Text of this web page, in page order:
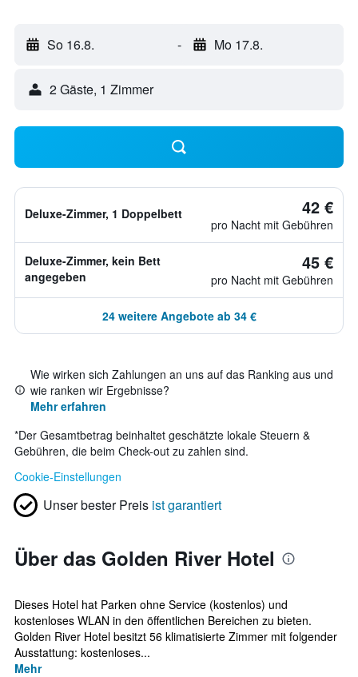
So 16.8. - Mo 17.8.
2 Gäste, 1 Zimmer
Deluxe-Zimmer, 1 Doppelbett 42 €
pro Nacht mit Gebühren
Deluxe-Zimmer, kein Bett
angegeben
45 €
pro Nacht mit Gebühren
24 weitere Angebote ab 34 €
Wie wirken sich Zahlungen an uns auf das Ranking aus und
wie ranken wir Ergebnisse?
Mehr erfahren
*Der Gesamtbetrag beinhaltet geschätzte lokale Steuern &
Gebühren, die beim Check-out zu zahlen sind.
Cookie-Einstellungen
Unser bester Preis ist garantiert
Über das Golden River Hotel
Dieses Hotel hat Parken ohne Service (kostenlos) und
kostenloses WLAN in den öffentlichen Bereichen zu bieten.
Golden River Hotel besitzt 56 klimatisierte Zimmer mit folgender
Ausstattung: kostenloses...
Mehr